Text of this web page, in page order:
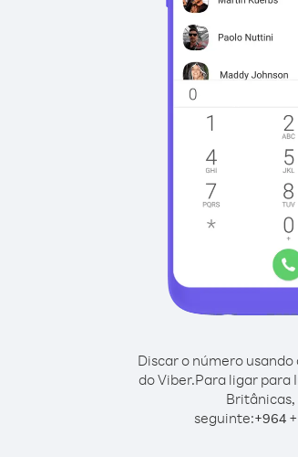
Discar o número
do Viber.Para ligar para
Britânicas,
seguinte:+964+